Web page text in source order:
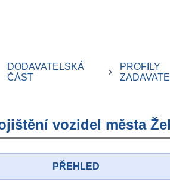
DODAVATELSKÁ
ČÁST
keyboard_arrow_right
PROFILY
vozidel města
PŘEHLED